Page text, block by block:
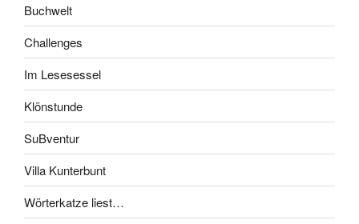
Buchwelt
Challenges
Im Lesesessel
Klönstunde
SuBventur
Villa Kunterbunt
Wörterkatze liest…